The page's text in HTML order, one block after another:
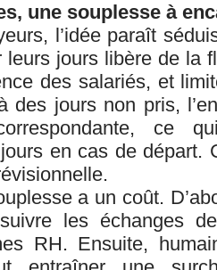
une souplesse à
l’idée paraît
leurs jours libère de la
des salariés, et
des jours non pris,
ce
en cas de départ.
a un coût.
les échanges
RH. Ensuite,